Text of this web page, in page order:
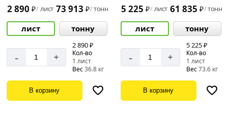
Сталь
Толщина
2 890 ₽/ лист 73 913 ₽/ тонну
лист тонну
- +
2 890 ₽
Кол-во
1 лист
Вес36.8 кг
В корзину
5 225 ₽/ лист 61 835 ₽/ тонну
лист тонну
- +
5 225 ₽
Кол-во
1 лист
Вес73.6 кг
В корзину